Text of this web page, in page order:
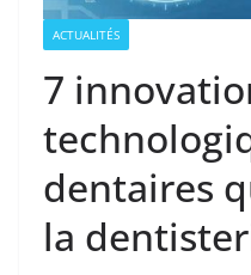
ACTUALITÉS
7
dentaires
la